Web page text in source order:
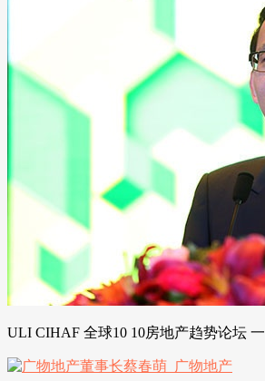
ULI CIHAF 全球10 10房地产趋势论坛 一